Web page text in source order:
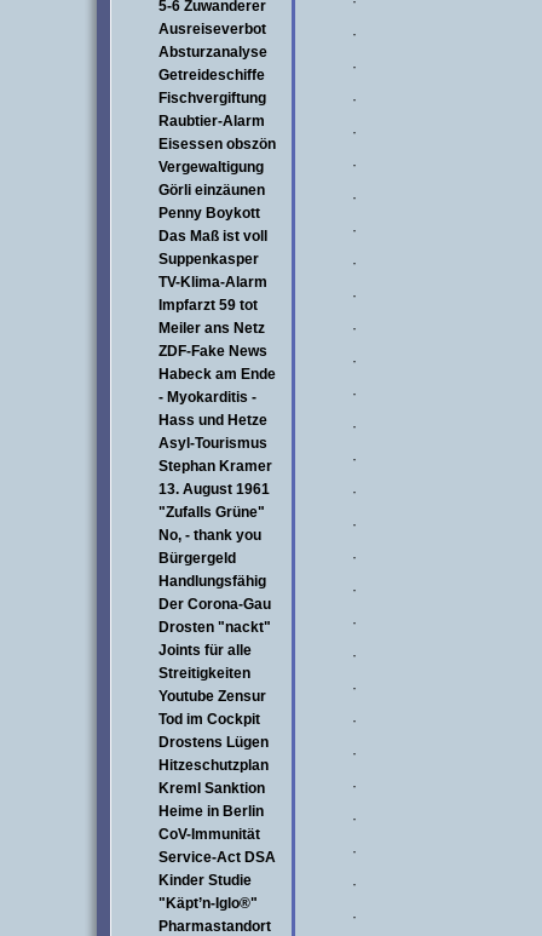
5-6 Zuwanderer
Ausreiseverbot
Absturzanalyse
Getreideschiffe
Fischvergiftung
Raubtier-Alarm
Eisessen obszön
Vergewaltigung
Görli einzäunen
Penny Boykott
Das Maß ist voll
Suppenkasper
TV-Klima-Alarm
Impfarzt 59 tot
Meiler ans Netz
ZDF-Fake News
Habeck am Ende
- Myokarditis -
Hass und Hetze
Asyl-Tourismus
Stephan Kramer
13. August 1961
"Zufalls Grüne"
No, - thank you
Bürgergeld
Handlungsfähig
Der Corona-Gau
Drosten "nackt"
Joints für alle
Streitigkeiten
Youtube Zensur
Tod im Cockpit
Drostens Lügen
Hitzeschutzplan
Kreml Sanktion
Heime in Berlin
CoV-Immunität
Service-Act DSA
Kinder Studie
"Käpt’n-Iglo®"
Pharmastandort
·
·
·
·
·
·
·
·
·
·
·
·
·
·
·
·
·
·
·
·
·
·
·
·
·
·
·
·